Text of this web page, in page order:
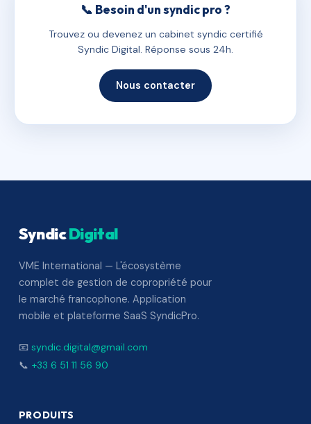
📞 Besoin d'un syndic pro ?
Trouvez ou devenez un cabinet syndic certifié
Syndic Digital. Réponse sous 24h.
Nous contacter
SyndicDigital
VME International — L'écosystème
complet de gestion de copropriété pour
le marché francophone. Application
mobile et plateforme SaaS SyndicPro.
📧 syndic.digital@gmail.com
📞 +33 6 51 11 56 90
PRODUITS